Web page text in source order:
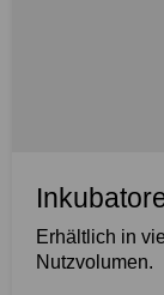
Erhältlich in
Nutzvolumen.